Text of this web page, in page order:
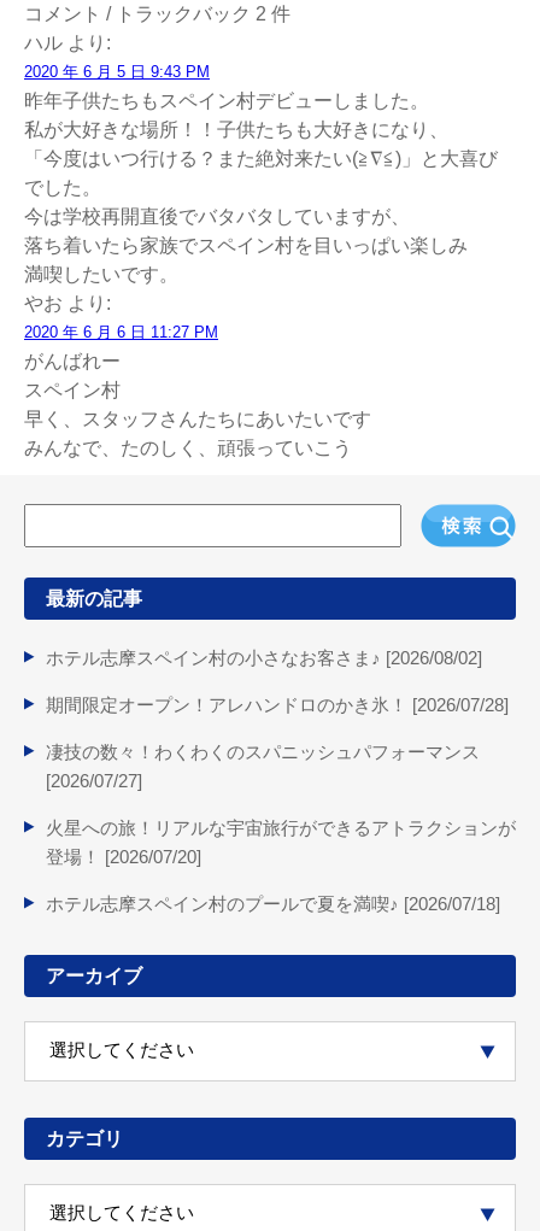
コメント / トラックバック 2 件
ハル より:
2020 年 6 月 5 日 9:43 PM
昨年子供たちもスペイン村デビューしました。
私が大好きな場所！！子供たちも大好きになり、
「今度はいつ行ける？また絶対来たい(≧∇≦)」と大喜び
でした。
今は学校再開直後でバタバタしていますが、
落ち着いたら家族でスペイン村を目いっぱい楽しみ
満喫したいです。
やお より:
2020 年 6 月 6 日 11:27 PM
がんばれー
スペイン村
早く、スタッフさんたちにあいたいです
みんなで、たのしく、頑張っていこう
最新の記事
ホテル志摩スペイン村の小さなお客さま♪ [2026/08/02]
期間限定オープン！アレハンドロのかき氷！ [2026/07/28]
凄技の数々！わくわくのスパニッシュパフォーマンス
[2026/07/27]
火星への旅！リアルな宇宙旅行ができるアトラクションが
登場！ [2026/07/20]
ホテル志摩スペイン村のプールで夏を満喫♪ [2026/07/18]
アーカイブ
カテゴリ